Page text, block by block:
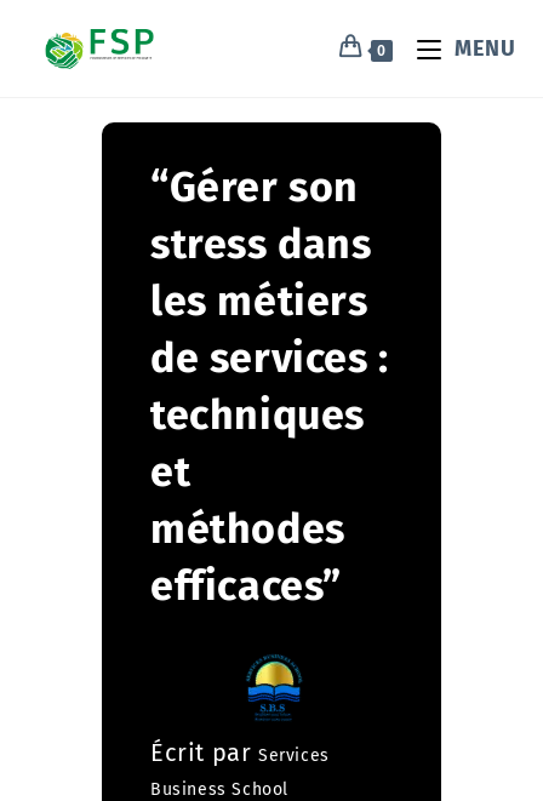
0 MENU
“Gérer son
stress dans
les métiers
de services :
techniques
et
méthodes
efficaces”
Écrit par Services
Business School